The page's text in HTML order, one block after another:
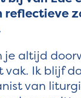
reflectieve
je altijd
vak. Ik blijf
van